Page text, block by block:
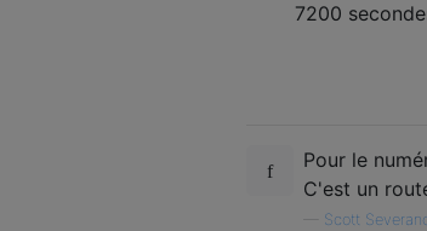
7200
Pour le
C'est un
Scott